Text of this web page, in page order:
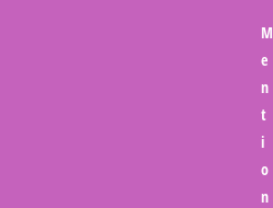
M
e
n
t
i
o
n